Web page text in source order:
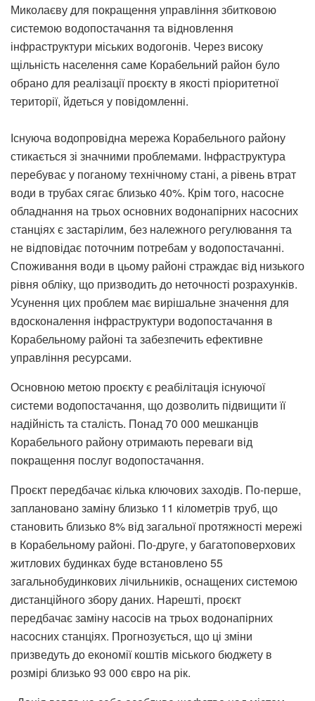
Миколаєву для покращення управління збитковою
системою водопостачання та відновлення
інфраструктури міських водогонів. Через високу
щільність населення саме Корабельний район було
обрано для реалізації проєкту в якості пріоритетної
території, йдеться у повідомленні.
Існуюча водопровідна мережа Корабельного району
стикається зі значними проблемами. Інфраструктура
перебуває у поганому технічному стані, а рівень втрат
води в трубах сягає близько 40%. Крім того, насосне
обладнання на трьох основних водонапірних насосних
станціях є застарілим, без належного регулювання та
не відповідає поточним потребам у водопостачанні.
Споживання води в цьому районі страждає від низького
рівня обліку, що призводить до неточності розрахунків.
Усунення цих проблем має вирішальне значення для
вдосконалення інфраструктури водопостачання в
Корабельному районі та забезпечить ефективне
управління ресурсами.
Основною метою проєкту є реабілітація існуючої
системи водопостачання, що дозволить підвищити її
надійність та сталість. Понад 70 000 мешканців
Корабельного району отримають переваги від
покращення послуг водопостачання.
Проєкт передбачає кілька ключових заходів. По-перше,
заплановано заміну близько 11 кілометрів труб, що
становить близько 8% від загальної протяжності мережі
в Корабельному районі. По-друге, у багатоповерхових
житлових будинках буде встановлено 55
загальнобудинкових лічильників, оснащених системою
дистанційного збору даних. Нарешті, проєкт
передбачає заміну насосів на трьох водонапірних
насосних станціях. Прогнозується, що ці зміни
призведуть до економії коштів міського бюджету в
розмірі близько 93 000 євро на рік.